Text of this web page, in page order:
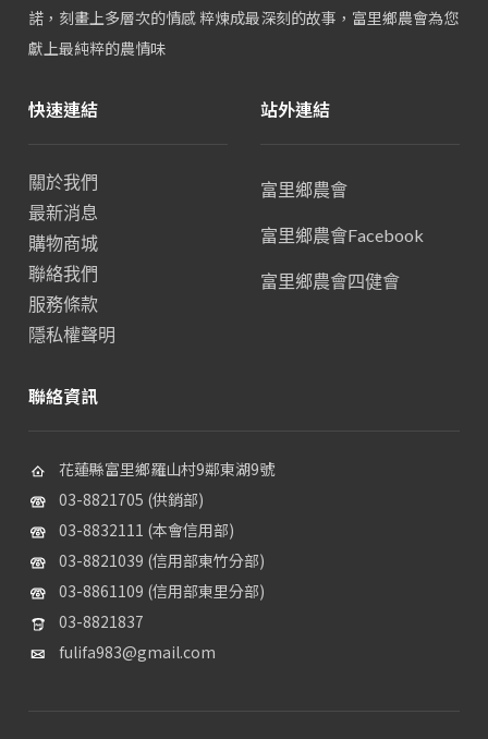
諾，刻畫上多層次的情感 粹煉成最深刻的故事，富里鄉農會為您
獻上最純粹的農情味
快速連結
關於我們
最新消息
購物商城
聯絡我們
服務條款
隱私權聲明
站外連結
富里鄉農會
富里鄉農會Facebook
富里鄉農會四健會
聯絡資訊
花蓮縣富里鄉羅山村9鄰東湖9號
03-8821705 (供銷部)
03-8832111 (本會信用部)
03-8821039 (信用部東竹分部)
03-8861109 (信用部東里分部)
03-8821837
fulifa983@gmail.com